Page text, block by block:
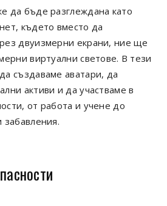
да бъде разглеждана като
където вместо да
двуизмерни екрани, ние ще
виртуални светове. В тези
създаваме аватари, да
активи и да участваме в
от работа и учене до